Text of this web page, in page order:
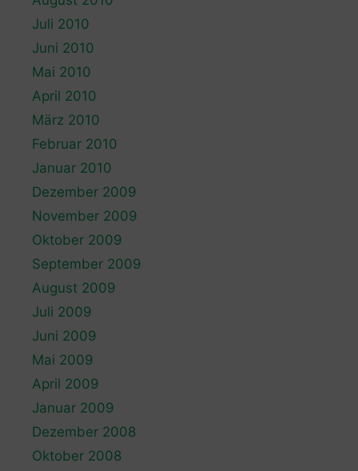
Juli 2010
Juni 2010
Mai 2010
April 2010
März 2010
Februar 2010
Januar 2010
Dezember 2009
November 2009
Oktober 2009
September 2009
August 2009
Juli 2009
Juni 2009
Mai 2009
April 2009
Januar 2009
Dezember 2008
Oktober 2008